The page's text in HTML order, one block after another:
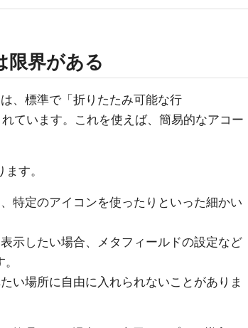
限界がある
、標準で「折りたたみ可能な行
ています。これを使えば、簡易的なアコー
ます。
特定のアイコンを使ったりといった細かい
示したい場合、メタフィールドの設定など
い場所に自由に入れられないことがありま